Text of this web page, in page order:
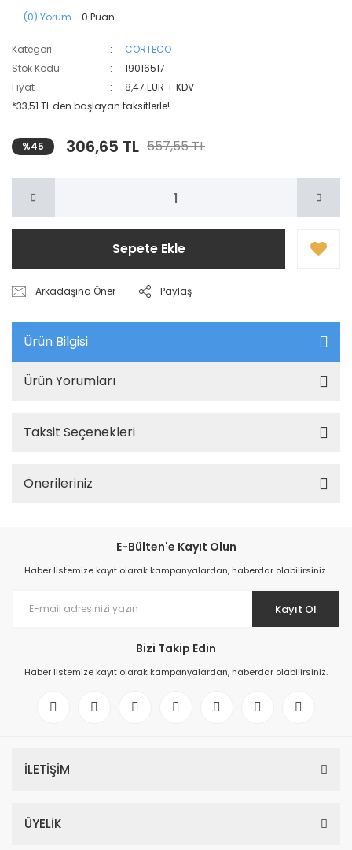
(0) Yorum - 0 Puan
Kategori
CORTECO
Stok Kodu
19016517
Fiyat
8,47 EUR + KDV
*33,51 TL den başlayan taksitlerle!
%45 306,65 TL 557,55 TL
Sepete Ekle
Arkadaşına Öner Paylaş
Ürün Bilgisi
Ürün Yorumları
Taksit Seçenekleri
Önerileriniz
E-Bülten'e Kayıt Olun
Haber listemize kayıt olarak kampanyalardan, haberdar olabilirsiniz.
Kayıt Ol
Bizi Takip Edin
Haber listemize kayıt olarak kampanyalardan, haberdar olabilirsiniz.
İLETİŞİM
ÜYELİK